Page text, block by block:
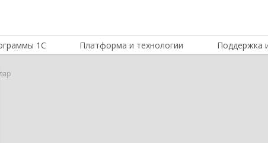
1С Платформа и технологии Поддержка